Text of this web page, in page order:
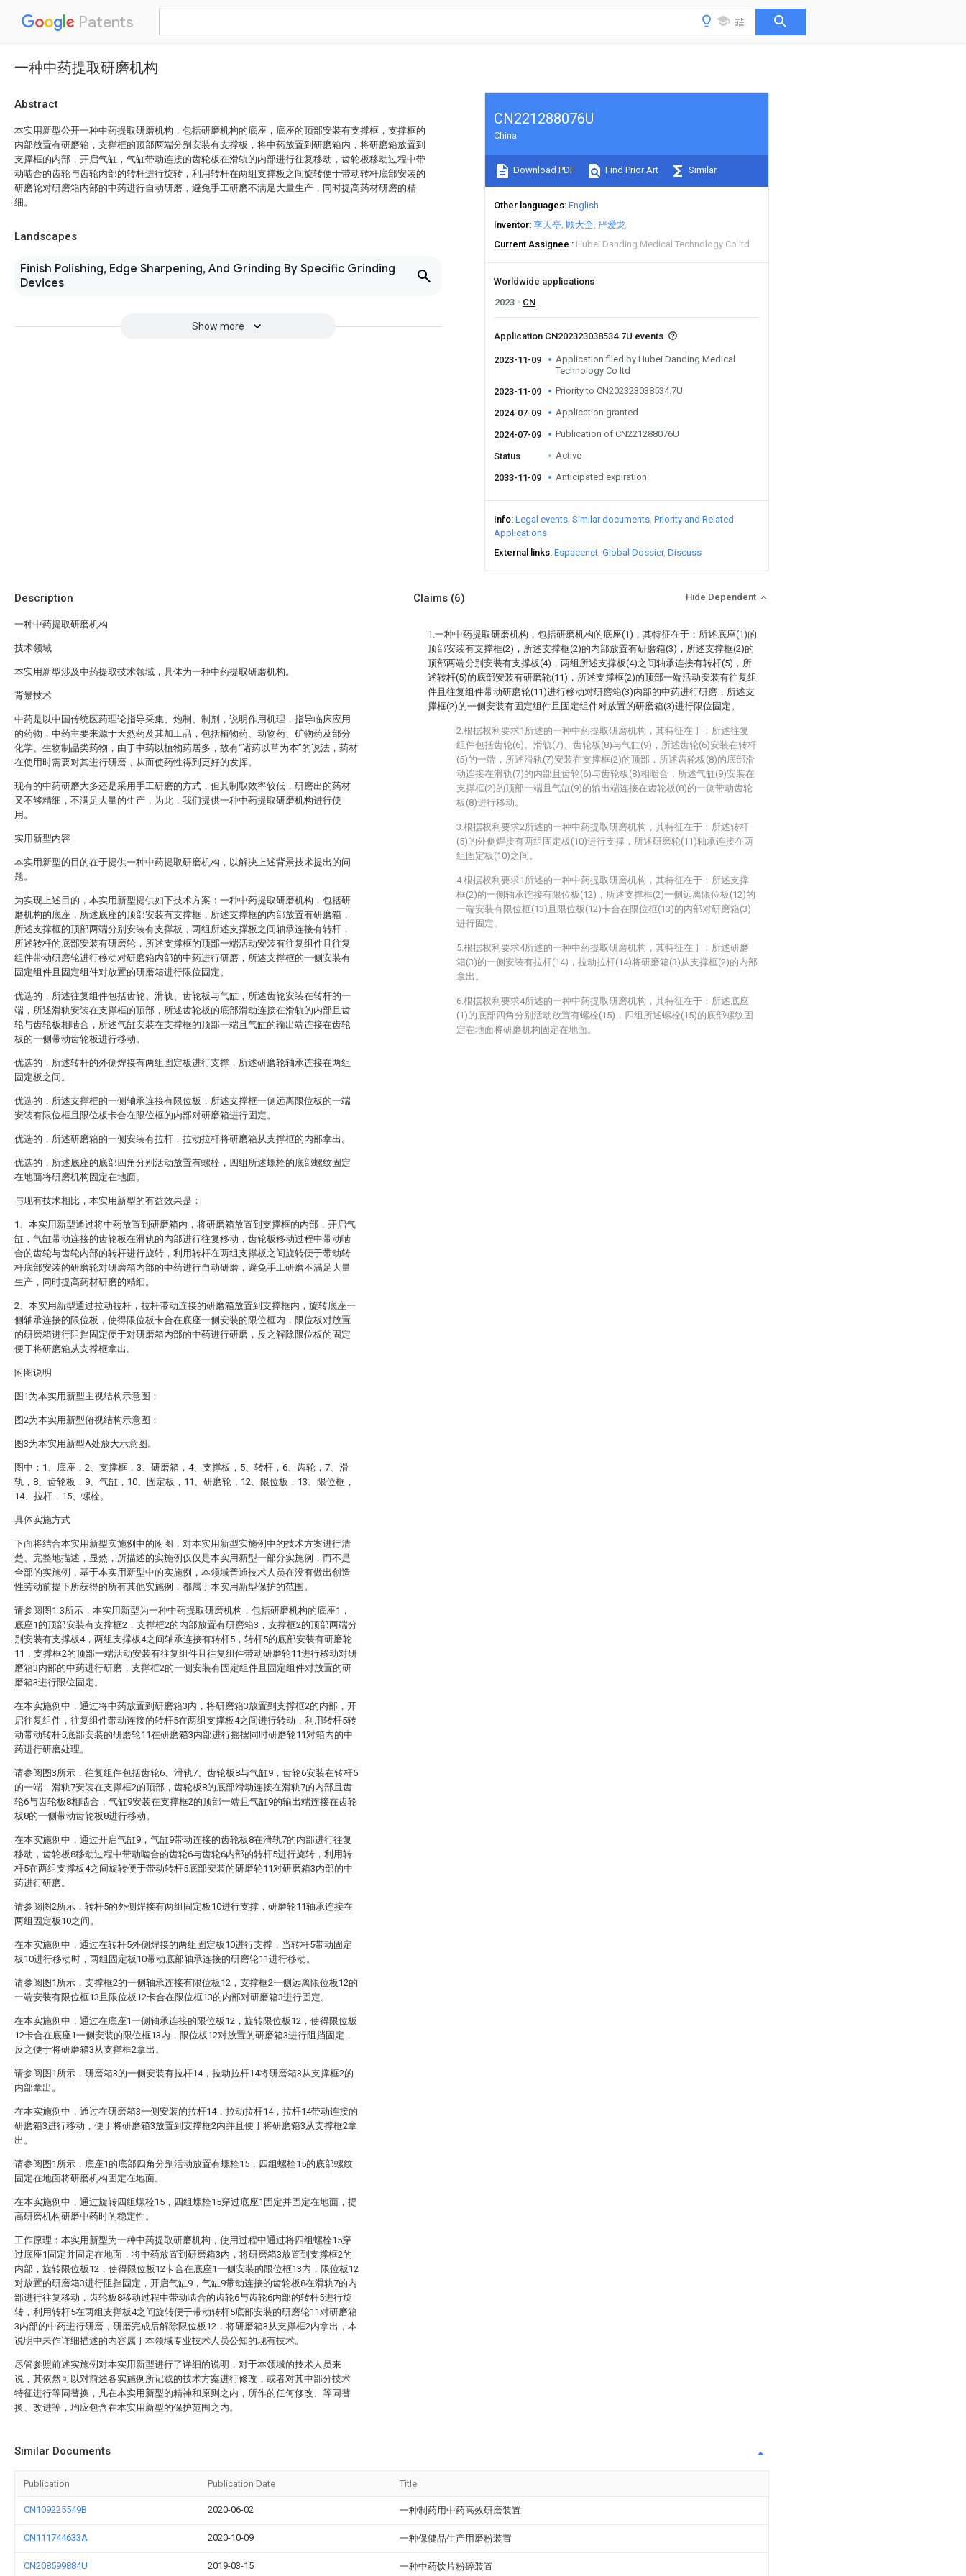
Patents
一种中药提取研磨机构
Abstract
本实用新型公开一种中药提取研磨机构，包括研磨机构的底座，底座的顶部安装有支撑框，支撑框的
内部放置有研磨箱，支撑框的顶部两端分别安装有支撑板，将中药放置到研磨箱内，将研磨箱放置到
支撑框的内部，开启气缸，气缸带动连接的齿轮板在滑轨的内部进行往复移动，齿轮板移动过程中带
动啮合的齿轮与齿轮内部的转杆进行旋转，利用转杆在两组支撑板之间旋转便于带动转杆底部安装的
研磨轮对研磨箱内部的中药进行自动研磨，避免手工研磨不满足大量生产，同时提高药材研磨的精
细。
Landscapes
Finish Polishing, Edge Sharpening, And Grinding By Specific Grinding
Devices
Show more
CN221288076U
China
Download PDF Find Prior Art Similar
Other languages English
Inventor 李天亭 顾大全 严爱龙
Current Assignee
Hubei Danding Medical Technology Co ltd
Worldwide applications
2023
CN
Application CN202323038534.7U events
2023-11-09
Application filed by Hubei Danding Medical
Technology Co ltd
2023-11-09
Priority to CN202323038534.7U
2024-07-09 Application granted
2024-07-09 Publication of CN221288076U
Status Active
2033-11-09 Anticipated expiration
Info Legal events Similar documents Priority and Related
Applications
External links Espacenet Global Dossier Discuss
Description
一种中药提取研磨机构
技术领域
本实用新型涉及中药提取技术领域，具体为一种中药提取研磨机构。
背景技术
中药是以中国传统医药理论指导采集、炮制、制剂，说明作用机理，指导临床应用
的药物，中药主要来源于天然药及其加工品，包括植物药、动物药、矿物药及部分
化学、生物制品类药物，由于中药以植物药居多，故有“诸药以草为本”的说法，药材
在使用时需要对其进行研磨，从而使药性得到更好的发挥。
现有的中药研磨大多还是采用手工研磨的方式，但其制取效率较低，研磨出的药材
又不够精细，不满足大量的生产，为此，我们提供一种中药提取研磨机构进行使
用。
实用新型内容
本实用新型的目的在于提供一种中药提取研磨机构，以解决上述背景技术提出的问
题。
为实现上述目的，本实用新型提供如下技术方案：一种中药提取研磨机构，包括研
磨机构的底座，所述底座的顶部安装有支撑框，所述支撑框的内部放置有研磨箱，
所述支撑框的顶部两端分别安装有支撑板，两组所述支撑板之间轴承连接有转杆，
所述转杆的底部安装有研磨轮，所述支撑框的顶部一端活动安装有往复组件且往复
组件带动研磨轮进行移动对研磨箱内部的中药进行研磨，所述支撑框的一侧安装有
固定组件且固定组件对放置的研磨箱进行限位固定。
优选的，所述往复组件包括齿轮、滑轨、齿轮板与气缸，所述齿轮安装在转杆的一
端，所述滑轨安装在支撑框的顶部，所述齿轮板的底部滑动连接在滑轨的内部且齿
轮与齿轮板相啮合，所述气缸安装在支撑框的顶部一端且气缸的输出端连接在齿轮
板的一侧带动齿轮板进行移动。
优选的，所述转杆的外侧焊接有两组固定板进行支撑，所述研磨轮轴承连接在两组
固定板之间。
优选的，所述支撑框的一侧轴承连接有限位板，所述支撑框一侧远离限位板的一端
安装有限位框且限位板卡合在限位框的内部对研磨箱进行固定。
优选的，所述研磨箱的一侧安装有拉杆，拉动拉杆将研磨箱从支撑框的内部拿出。
优选的，所述底座的底部四角分别活动放置有螺栓，四组所述螺栓的底部螺纹固定
在地面将研磨机构固定在地面。
与现有技术相比，本实用新型的有益效果是：
1、本实用新型通过将中药放置到研磨箱内，将研磨箱放置到支撑框的内部，开启气
缸，气缸带动连接的齿轮板在滑轨的内部进行往复移动，齿轮板移动过程中带动啮
合的齿轮与齿轮内部的转杆进行旋转，利用转杆在两组支撑板之间旋转便于带动转
杆底部安装的研磨轮对研磨箱内部的中药进行自动研磨，避免手工研磨不满足大量
生产，同时提高药材研磨的精细。
2、本实用新型通过拉动拉杆，拉杆带动连接的研磨箱放置到支撑框内，旋转底座一
侧轴承连接的限位板，使得限位板卡合在底座一侧安装的限位框内，限位板对放置
的研磨箱进行阻挡固定便于对研磨箱内部的中药进行研磨，反之解除限位板的固定
便于将研磨箱从支撑框拿出。
附图说明
图1为本实用新型主视结构示意图；
图2为本实用新型俯视结构示意图；
图3为本实用新型A处放大示意图。
图中：1、底座，2、支撑框，3、研磨箱，4、支撑板，5、转杆，6、齿轮，7、滑
轨，8、齿轮板，9、气缸，10、固定板，11、研磨轮，12、限位板，13、限位框，
14、拉杆，15、螺栓。
具体实施方式
下面将结合本实用新型实施例中的附图，对本实用新型实施例中的技术方案进行清
楚、完整地描述，显然，所描述的实施例仅仅是本实用新型一部分实施例，而不是
全部的实施例，基于本实用新型中的实施例，本领域普通技术人员在没有做出创造
性劳动前提下所获得的所有其他实施例，都属于本实用新型保护的范围。
请参阅图1-3所示，本实用新型为一种中药提取研磨机构，包括研磨机构的底座1，
底座1的顶部安装有支撑框2，支撑框2的内部放置有研磨箱3，支撑框2的顶部两端分
别安装有支撑板4，两组支撑板4之间轴承连接有转杆5，转杆5的底部安装有研磨轮
11，支撑框2的顶部一端活动安装有往复组件且往复组件带动研磨轮11进行移动对研
磨箱3内部的中药进行研磨，支撑框2的一侧安装有固定组件且固定组件对放置的研
磨箱3进行限位固定。
在本实施例中，通过将中药放置到研磨箱3内，将研磨箱3放置到支撑框2的内部，开
启往复组件，往复组件带动连接的转杆5在两组支撑板4之间进行转动，利用转杆5转
动带动转杆5底部安装的研磨轮11在研磨箱3内部进行摇摆同时研磨轮11对箱内的中
药进行研磨处理。
请参阅图3所示，往复组件包括齿轮6、滑轨7、齿轮板8与气缸9，齿轮6安装在转杆5
的一端，滑轨7安装在支撑框2的顶部，齿轮板8的底部滑动连接在滑轨7的内部且齿
轮6与齿轮板8相啮合，气缸9安装在支撑框2的顶部一端且气缸9的输出端连接在齿轮
板8的一侧带动齿轮板8进行移动。
在本实施例中，通过开启气缸9，气缸9带动连接的齿轮板8在滑轨7的内部进行往复
移动，齿轮板8移动过程中带动啮合的齿轮6与齿轮6内部的转杆5进行旋转，利用转
杆5在两组支撑板4之间旋转便于带动转杆5底部安装的研磨轮11对研磨箱3内部的中
药进行研磨。
请参阅图2所示，转杆5的外侧焊接有两组固定板10进行支撑，研磨轮11轴承连接在
两组固定板10之间。
在本实施例中，通过在转杆5外侧焊接的两组固定板10进行支撑，当转杆5带动固定
板10进行移动时，两组固定板10带动底部轴承连接的研磨轮11进行移动。
请参阅图1所示，支撑框2的一侧轴承连接有限位板12，支撑框2一侧远离限位板12的
一端安装有限位框13且限位板12卡合在限位框13的内部对研磨箱3进行固定。
在本实施例中，通过在底座1一侧轴承连接的限位板12，旋转限位板12，使得限位板
12卡合在底座1一侧安装的限位框13内，限位板12对放置的研磨箱3进行阻挡固定，
反之便于将研磨箱3从支撑框2拿出。
请参阅图1所示，研磨箱3的一侧安装有拉杆14，拉动拉杆14将研磨箱3从支撑框2的
内部拿出。
在本实施例中，通过在研磨箱3一侧安装的拉杆14，拉动拉杆14，拉杆14带动连接的
研磨箱3进行移动，便于将研磨箱3放置到支撑框2内并且便于将研磨箱3从支撑框2拿
出。
请参阅图1所示，底座1的底部四角分别活动放置有螺栓15，四组螺栓15的底部螺纹
固定在地面将研磨机构固定在地面。
在本实施例中，通过旋转四组螺栓15，四组螺栓15穿过底座1固定并固定在地面，提
高研磨机构研磨中药时的稳定性。
工作原理：本实用新型为一种中药提取研磨机构，使用过程中通过将四组螺栓15穿
过底座1固定并固定在地面，将中药放置到研磨箱3内，将研磨箱3放置到支撑框2的
内部，旋转限位板12，使得限位板12卡合在底座1一侧安装的限位框13内，限位板12
对放置的研磨箱3进行阻挡固定，开启气缸9，气缸9带动连接的齿轮板8在滑轨7的内
部进行往复移动，齿轮板8移动过程中带动啮合的齿轮6与齿轮6内部的转杆5进行旋
转，利用转杆5在两组支撑板4之间旋转便于带动转杆5底部安装的研磨轮11对研磨箱
3内部的中药进行研磨，研磨完成后解除限位板12，将研磨箱3从支撑框2内拿出，本
说明中未作详细描述的内容属于本领域专业技术人员公知的现有技术。
尽管参照前述实施例对本实用新型进行了详细的说明，对于本领域的技术人员来
说，其依然可以对前述各实施例所记载的技术方案进行修改，或者对其中部分技术
特征进行等同替换，凡在本实用新型的精神和原则之内，所作的任何修改、等同替
换、改进等，均应包含在本实用新型的保护范围之内。
Claims (6) Hide Dependent
1.一种中药提取研磨机构，包括研磨机构的底座(1)，其特征在于：所述底座(1)的
顶部安装有支撑框(2)，所述支撑框(2)的内部放置有研磨箱(3)，所述支撑框(2)的
顶部两端分别安装有支撑板(4)，两组所述支撑板(4)之间轴承连接有转杆(5)，所
述转杆(5)的底部安装有研磨轮(11)，所述支撑框(2)的顶部一端活动安装有往复组
件且往复组件带动研磨轮(11)进行移动对研磨箱(3)内部的中药进行研磨，所述支
撑框(2)的一侧安装有固定组件且固定组件对放置的研磨箱(3)进行限位固定。
2.根据权利要求1所述的一种中药提取研磨机构，其特征在于：所述往复
组件包括齿轮(6)、滑轨(7)、齿轮板(8)与气缸(9)，所述齿轮(6)安装在转杆
(5)的一端，所述滑轨(7)安装在支撑框(2)的顶部，所述齿轮板(8)的底部滑
动连接在滑轨(7)的内部且齿轮(6)与齿轮板(8)相啮合，所述气缸(9)安装在
支撑框(2)的顶部一端且气缸(9)的输出端连接在齿轮板(8)的一侧带动齿轮
板(8)进行移动。
3.根据权利要求2所述的一种中药提取研磨机构，其特征在于：所述转杆
(5)的外侧焊接有两组固定板(10)进行支撑，所述研磨轮(11)轴承连接在两
组固定板(10)之间。
4.根据权利要求1所述的一种中药提取研磨机构，其特征在于：所述支撑
框(2)的一侧轴承连接有限位板(12)，所述支撑框(2)一侧远离限位板(12)的
一端安装有限位框(13)且限位板(12)卡合在限位框(13)的内部对研磨箱(3)
进行固定。
5.根据权利要求4所述的一种中药提取研磨机构，其特征在于：所述研磨
箱(3)的一侧安装有拉杆(14)，拉动拉杆(14)将研磨箱(3)从支撑框(2)的内部
拿出。
6.根据权利要求4所述的一种中药提取研磨机构，其特征在于：所述底座
(1)的底部四角分别活动放置有螺栓(15)，四组所述螺栓(15)的底部螺纹固
定在地面将研磨机构固定在地面。
Similar Documents
Publication Publication Date Title
CN109225549B 2020-06-02 一种制药用中药高效研磨装置
CN111744633A 2020-10-09 一种保健品生产用磨粉装置
CN208599884U 2019-03-15 一种中药饮片粉碎装置